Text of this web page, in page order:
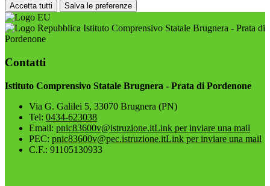
Accetta tutti Salva le preferenze
Istituto Comprensivo Statale Brugnera - Prata di
Pordenone
Contatti
Istituto Comprensivo Statale Brugnera - Prata di Pordenone
Via G. Galilei 5, 33070 Brugnera (PN)
Tel: 0434-623038
Email: pnic83600v@istruzione.itLink per inviare una mail
PEC: pnic83600v@pec.istruzione.itLink per inviare una mail
C.F.: 91105130933